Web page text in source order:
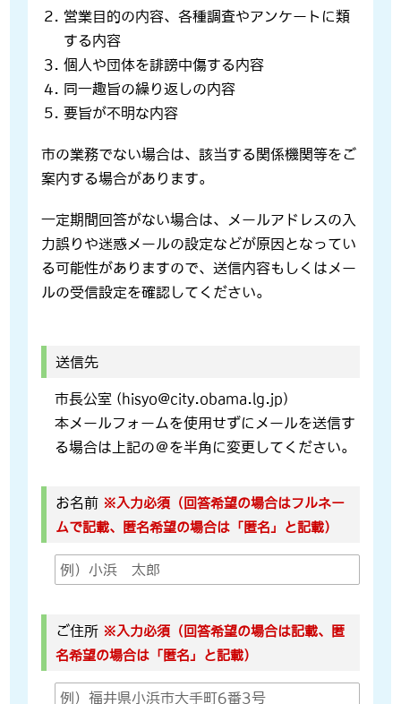
営業目的の内容、各種調査やアンケートに類
する内容
個人や団体を誹謗中傷する内容
同一趣旨の繰り返しの内容
要旨が不明な内容
市の業務でない場合は、該当する関係機関等をご
案内する場合があります。
一定期間回答がない場合は、メールアドレスの入
力誤りや迷惑メールの設定などが原因となってい
る可能性がありますので、送信内容もしくはメー
ルの受信設定を確認してください。
送信先
市長公室 (hisyo@city.obama.lg.jp)
本メールフォームを使用せずにメールを送信す
る場合は上記の＠を半角に変更してください。
お名前 ※入力必須（回答希望の場合はフルネー
ムで記載、匿名希望の場合は「匿名」と記載）
ご住所 ※入力必須（回答希望の場合は記載、匿
名希望の場合は「匿名」と記載）